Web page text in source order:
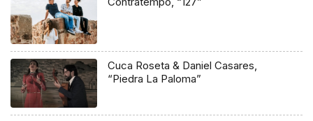
Cuca Roseta & Daniel Casares,
“Piedra La Paloma”